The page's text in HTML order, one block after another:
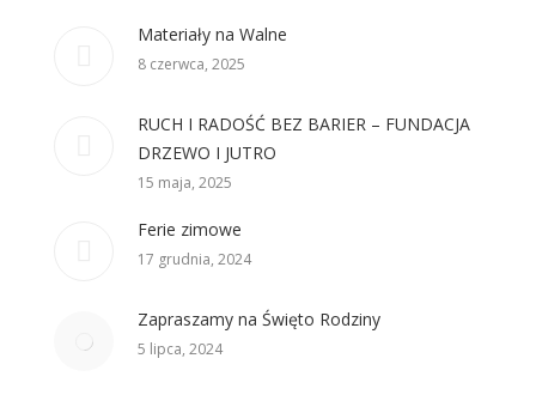
Materiały na Walne
8 czerwca, 2025
RUCH I RADOŚĆ BEZ BARIER – FUNDACJA
DRZEWO I JUTRO
15 maja, 2025
Ferie zimowe
17 grudnia, 2024
Zapraszamy na Święto Rodziny
5 lipca, 2024